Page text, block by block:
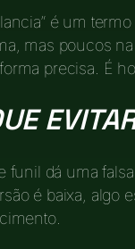
é um
mas poucos
precisa. É
funil dá uma
é baixa, algo